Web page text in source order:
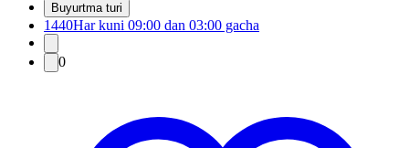
Buyurtma turi
1440Har kuni 09:00 dan 03:00 gacha
0